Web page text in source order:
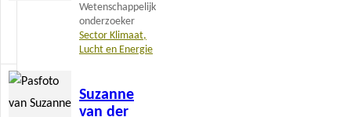
Wetenschappelijk
onderzoeker
Sector Klimaat,
Lucht en Energie
Suzanne
van der
Lees
meer